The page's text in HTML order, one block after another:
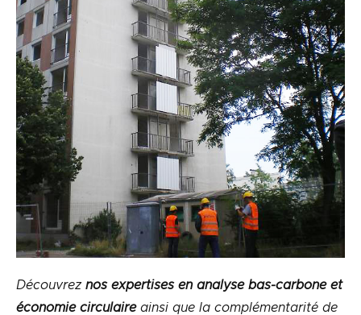
Découvrez nos expertises en analyse bas-carbone et
économie circulaireainsi que la complémentarité de